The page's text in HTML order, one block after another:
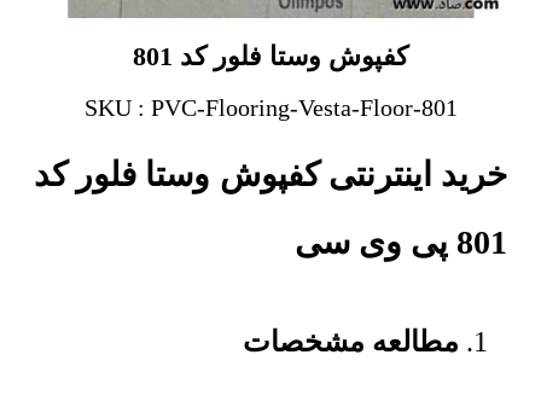
کفپوش وستا فلور کد 801
SKU : PVC-Flooring-Vesta-Floor-801
خرید اینترنتی کفپوش وستا فلور کد
801 پی وی سی
مطالعه مشخصات